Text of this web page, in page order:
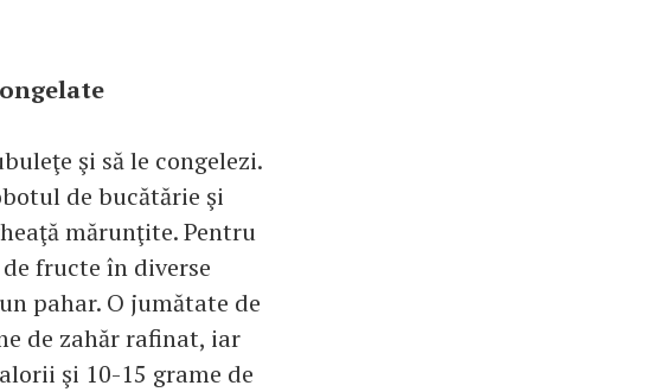
şi să le congelezi.
de bucătărie şi
mărunţite. Pentru
fructe în diverse
pahar. O jumătate de
de zahăr rafinat, iar
şi 10-15 grame de